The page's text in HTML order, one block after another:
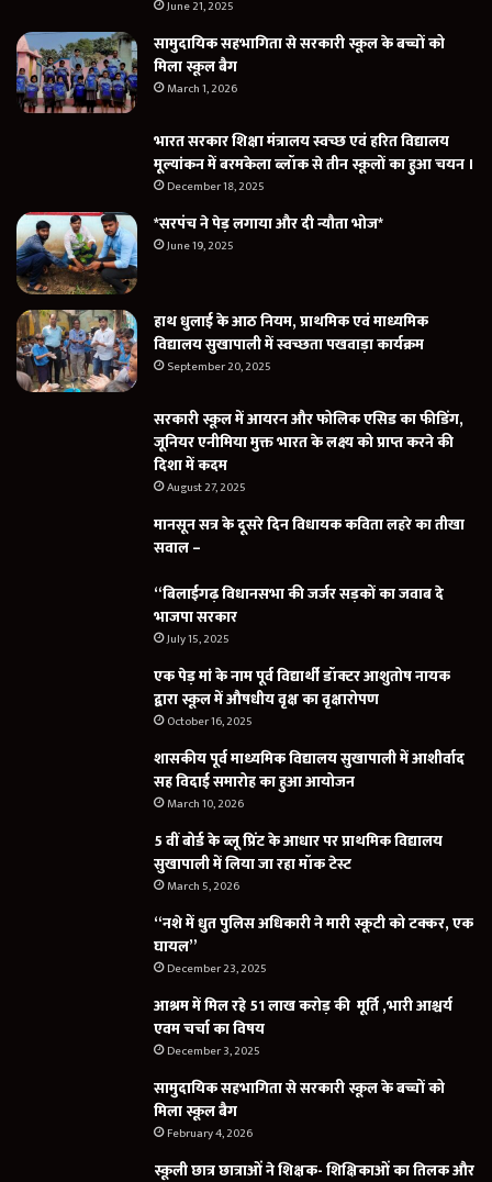
June 21, 2025
सामुदायिक सहभागिता से सरकारी स्कूल के बच्चों को
मिला स्कूल बैग
March 1, 2026
भारत सरकार शिक्षा मंत्रालय स्वच्छ एवं हरित विद्यालय
मूल्यांकन में बरमकेला ब्लॉक से तीन स्कूलों का हुआ चयन ।
December 18, 2025
*सरपंच ने पेड़ लगाया और दी न्यौता भोज*
June 19, 2025
हाथ धुलाई के आठ नियम, प्राथमिक एवं माध्यमिक
विद्यालय सुखापाली में स्वच्छता पखवाड़ा कार्यक्रम
September 20, 2025
सरकारी स्कूल में आयरन और फोलिक एसिड का फीडिंग,
जूनियर एनीमिया मुक्त भारत के लक्ष्य को प्राप्त करने की
दिशा में कदम
August 27, 2025
मानसून सत्र के दूसरे दिन विधायक कविता लहरे का तीखा
सवाल –
“बिलाईगढ़ विधानसभा की जर्जर सड़कों का जवाब दे
भाजपा सरकार
July 15, 2025
एक पेड़ मां के नाम पूर्व विद्यार्थी डॉक्टर आशुतोष नायक
द्वारा स्कूल में औषधीय वृक्ष का वृक्षारोपण
October 16, 2025
शासकीय पूर्व माध्यमिक विद्यालय सुखापाली में आशीर्वाद
सह विदाई समारोह का हुआ आयोजन
March 10, 2026
5 वीं बोर्ड के ब्लू प्रिंट के आधार पर प्राथमिक विद्यालय
सुखापाली में लिया जा रहा मॉक टेस्ट
March 5, 2026
“नशे में धुत पुलिस अधिकारी ने मारी स्कूटी को टक्कर, एक
घायल”
December 23, 2025
आश्रम में मिल रहे 51 लाख करोड़ की मूर्ति ,भारी आश्चर्य
एवम चर्चा का विषय
December 3, 2025
सामुदायिक सहभागिता से सरकारी स्कूल के बच्चों को
मिला स्कूल बैग
February 4, 2026
स्कूली छात्र छात्राओं ने शिक्षक- शिक्षिकाओं का तिलक और